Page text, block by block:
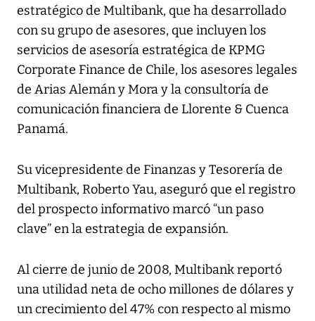
estratégico de Multibank, que ha desarrollado
con su grupo de asesores, que incluyen los
servicios de asesoría estratégica de KPMG
Corporate Finance de Chile, los asesores legales
de Arias Alemán y Mora y la consultoría de
comunicación financiera de Llorente & Cuenca
Panamá.
Su vicepresidente de Finanzas y Tesorería de
Multibank, Roberto Yau, aseguró que el registro
del prospecto informativo marcó “un paso
clave” en la estrategia de expansión.
Al cierre de junio de 2008, Multibank reportó
una utilidad neta de ocho millones de dólares y
un crecimiento del 47% con respecto al mismo